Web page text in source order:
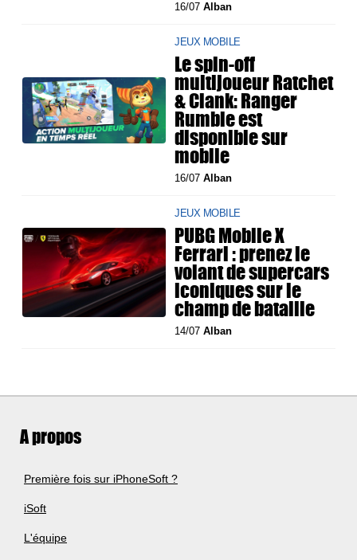
16/07Alban
JEUX MOBILE
Le spin-off
multijoueur Ratchet
& Clank: Ranger
Rumble est
disponible sur
mobile
16/07Alban
JEUX MOBILE
PUBG Mobile X
Ferrari : prenez le
volant de supercars
iconiques sur le
champ de bataille
14/07Alban
A propos
Première fois sur iPhoneSoft ?
iSoft
L'équipe